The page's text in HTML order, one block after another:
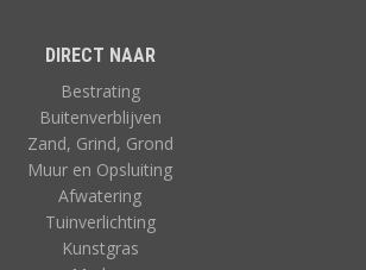
DIRECT NAAR
Bestrating
Buitenverblijven
Zand, Grind, Grond
Muur en Opsluiting
Afwatering
Tuinverlichting
Kunstgras